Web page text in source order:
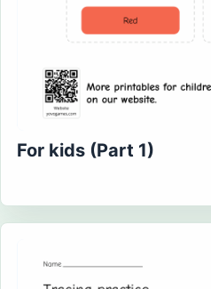
For kids (Part 1)